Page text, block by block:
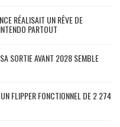
RÉALISAIT UN RÊVE DE
PARTOUT
SORTIE AVANT 2028 SEMBLE
FLIPPER FONCTIONNEL DE 2 274